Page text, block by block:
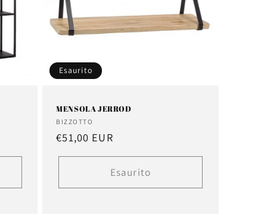
Esaurito
MENSOLA JERROD
Fornitore:
BIZZOTTO
Prezzo
€51,00 EUR
Esaurito